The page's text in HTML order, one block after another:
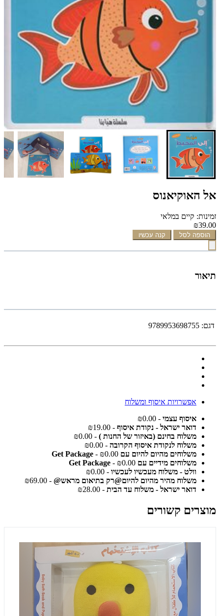
אל האוקיאנוס
זמינות: קיים במלאי
₪39.00
הוספה לסל קנה עכשיו
תיאור
דגם: 9789953698755
אפשרויות איסוף ומשלוח
איסוף עצמי - ₪0.00
דואר ישראל - נקודת איסוף - ₪19.00
משלוח בחינם (באיזור של החנות ) - ₪0.00
משלוח לנקודת איסוף הקרובה - ₪0.00
משלוחים מהיום להיום עם Get Package - ₪0.00
משלוחים מידיים עם Get Package - ₪0.00
וולט - משלוח מעכשיו לעכשיו - ₪0.00
משלוח מהיר מהיום להיום@רק בתיאום מראש@ - ₪69.00
דואר ישראל - משלוח עד הבית - ₪28.00
מוצרים קשורים